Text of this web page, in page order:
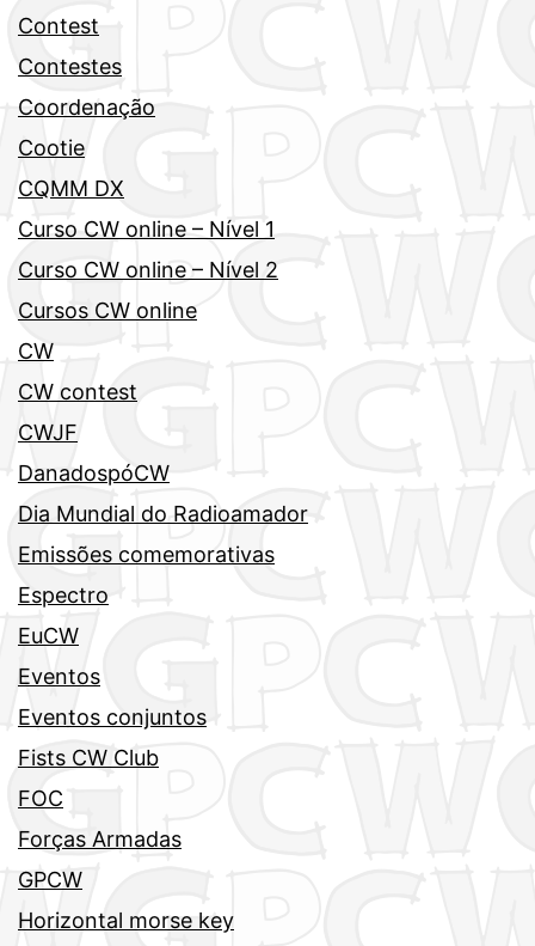
Contest
Contestes
Coordenação
Cootie
CQMM DX
Curso CW online – Nível 1
Curso CW online – Nível 2
Cursos CW online
CW
CW contest
CWJF
DanadospóCW
Dia Mundial do Radioamador
Emissões comemorativas
Espectro
EuCW
Eventos
Eventos conjuntos
Fists CW Club
FOC
Forças Armadas
GPCW
Horizontal morse key